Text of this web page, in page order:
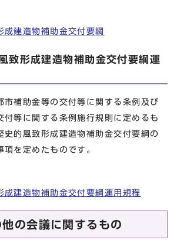
成建造物補助金交付要綱
致形成建造物補助金交付要綱運
補助金等の交付等に関する条例及び
付等に関する条例施行規則に定めるも
史的風致形成建造物補助金交付要綱の
を定めたものです。
成建造物補助金交付要綱運用規程
の会議に関するもの